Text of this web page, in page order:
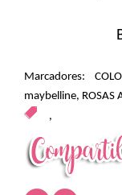
Marcadores:
maybelline, ROSAS
,